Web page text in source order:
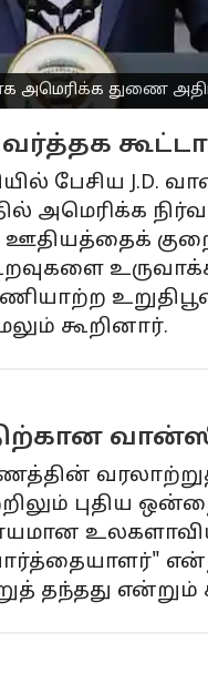
அமெரிக்க துணை
26%
பேசிய
அமெரிக்க
ஊதியத்தைக்
கூறினார்.
தந்தது என்றும்